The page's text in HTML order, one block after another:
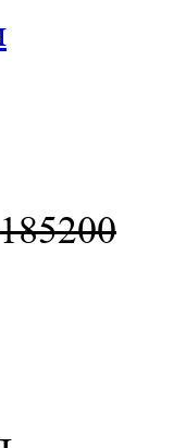
185200